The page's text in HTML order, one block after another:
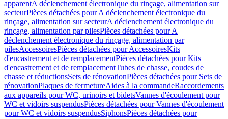
apparentA déclenchement électronique du rinçage, alimentation sur
secteurPièces détachées pour A déclenchement électronique du
rinçage, alimentation sur secteurA déclenchement électronique du
rinçage, alimentation par pilesPièces détachées pour A
déclenchement électronique du rinçage, alimentation par
pilesAccessoiresPièces détachées pour AccessoiresKits
d'encastrement et de remplacementPièces détachées pour Kits
d'encastrement et de remplacementTubes de chasse, coudes de
chasse et réductionsSets de rénovationPièces détachées pour Sets de
rénovationPlaques de fermetureAides à la commandeRaccordements
aux appareils pour WC, urinoirs et bidetsVannes d'écoulement pour
WC et vidoirs suspendusPièces détachées pour Vannes d'écoulement
pour WC et vidoirs suspendusSiphonsPièces détachées pour